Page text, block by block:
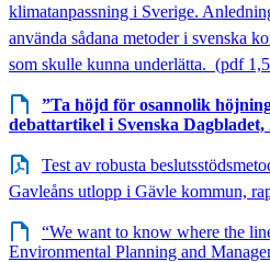
klimatanpassning i Sverige.
använda sådana metoder i svenska
som skulle kunna underlätta. (pdf
”Ta höjd för osannolik
debattartikel i Svenska Dagbladet,
Test av robusta
Gavleåns utlopp i Gävle kommun,
“We want to know where the
Environmental Planning and